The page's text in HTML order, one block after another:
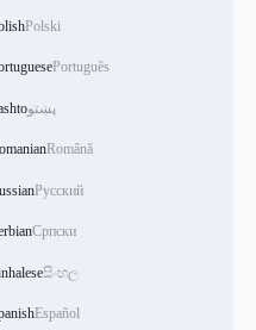
Polski
Português
پښتو
Română
Русский
Српски
සිංහල
Español